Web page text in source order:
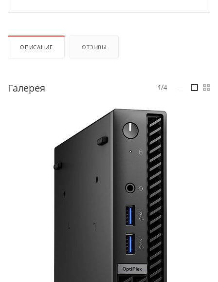
ОПИСАНИЕ ОТЗЫВЫ
Галерея 1/4